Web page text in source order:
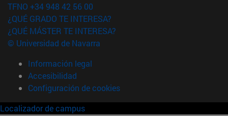
TFNO +34 948 42 56 00
¿QUÉ GRADO TE INTERESA?
¿QUÉ MÁSTER TE INTERESA?
© Universidad de Navarra
Información legal
Accesibilidad
Configuración de cookies
Localizador de campus